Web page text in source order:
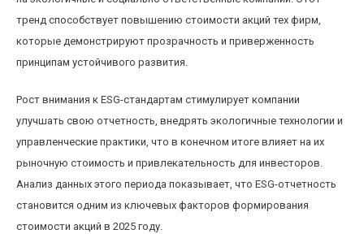
тренд способствует повышению стоимости акций тех фирм,
которые демонстрируют прозрачность и приверженность
принципам устойчивого развития.
Рост внимания к ESG-стандартам стимулирует компании
улучшать свою отчетность, внедрять экологичные технологии и
управленческие практики, что в конечном итоге влияет на их
рыночную стоимость и привлекательность для инвесторов.
Анализ данных этого периода показывает, что ESG-отчетность
становится одним из ключевых факторов формирования
стоимости акций в 2025 году.